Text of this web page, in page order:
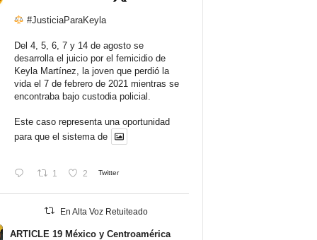
#JusticiaParaKeyla
Del 4, 5, 6, 7 y 14 de agosto se
desarrolla el juicio por el femicidio de
Keyla Martínez, la joven que perdió la
vida el 7 de febrero de 2021 mientras se
encontraba bajo custodia policial.
Este caso representa una oportunidad
para que el sistema de
1 2 Twitter
En Alta Voz Retuiteado
ARTICLE 19 México y Centroamérica